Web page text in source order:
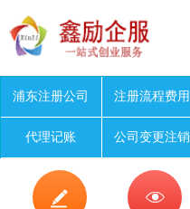
浦东注册公司 注册流程费用
代理记账 公司变更注销
 